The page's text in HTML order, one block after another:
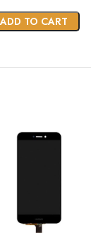
ADD TO CART